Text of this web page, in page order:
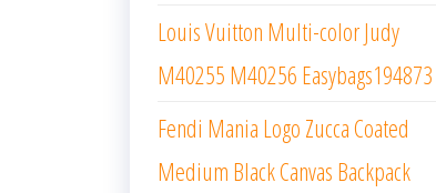
Louis Vuitton Multi-color Judy
M40255 M40256 Easybags194873
Fendi Mania Logo Zucca Coated
Medium Black Canvas Backpack